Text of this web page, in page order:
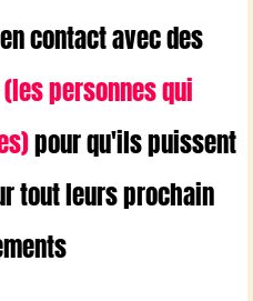
contact avec des
(les personnes qui
pour qu'ils puissent
tout leurs prochain